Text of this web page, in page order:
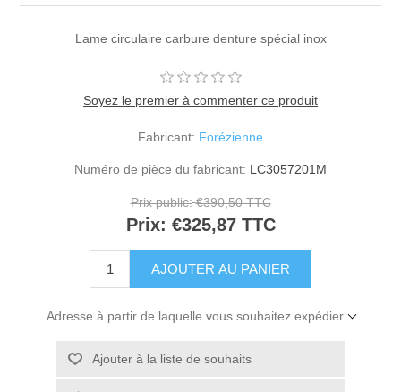
Lame circulaire carbure denture spécial inox
Soyez le premier à commenter ce produit
Fabricant: Forézienne
Numéro de pièce du fabricant: LC3057201M
Prix public: €390,50 TTC
Prix: €325,87 TTC
Adresse à partir de laquelle vous souhaitez expédier